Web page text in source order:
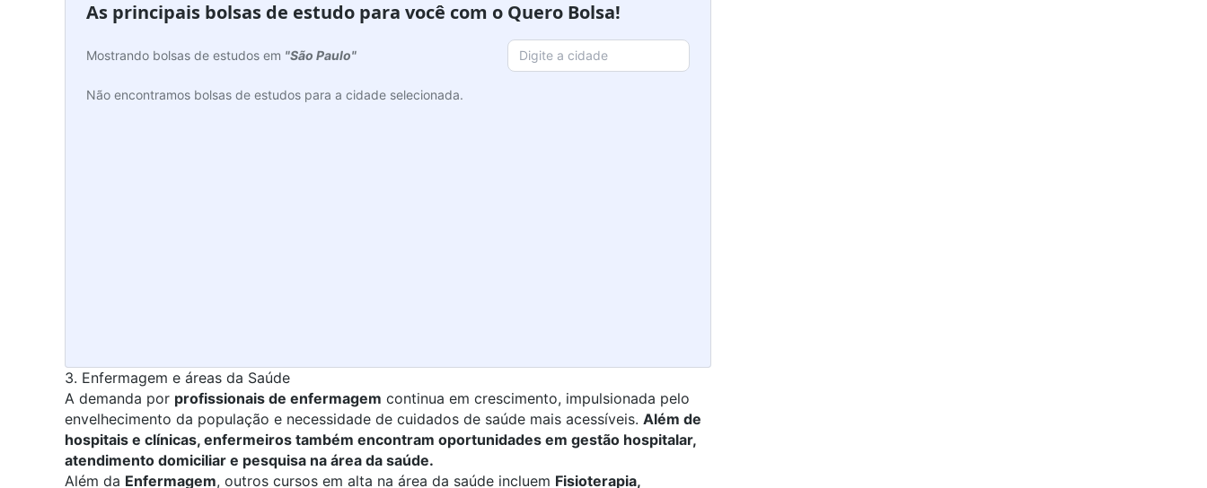
As principais bolsas de estudo para você com o Quero Bolsa!
Mostrando bolsas de estudos em "São Paulo"
Não encontramos bolsas de estudos para a cidade selecionada.
3. Enfermagem e áreas da Saúde
A demanda por profissionais de enfermagem continua em crescimento, impulsionada pelo
envelhecimento da população e necessidade de cuidados de saúde mais acessíveis. Além de
hospitais e clínicas, enfermeiros também encontram oportunidades em gestão hospitalar,
atendimento domiciliar e pesquisa na área da saúde.
Além da Enfermagem, outros cursos em alta na área da saúde incluem Fisioterapia,